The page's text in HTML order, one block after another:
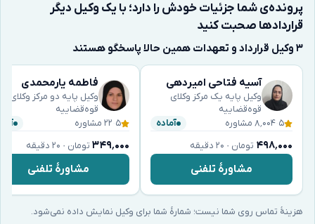
پرونده‌ی شما جزئیات خودش را دارد؛ با یک وکیل دیگر
قراردادها صحبت کنید
۳ وکیل قرارداد و تعهدات همین حالا پاسخگو هستند
آسیه فتاحی امیردهی
وکیل پایه یک مرکز وکلای
قوه‌قضاییه
۵ ۸٬۰۰۴ مشاوره آماده
۴۹۸٬۰۰۰ تومان · ۲۰ دقیقه
مشاورهٔ تلفنی
فاطمه یارمحمدی
وکیل پایه دو مرکز وکلای
قوه‌قضاییه
۵ ۲۲ مشاوره
۳۴۹٬۰۰۰ تومان · ۲۰ دقیقه
مشاورهٔ تلفنی
هزینهٔ تماس روی شما نیست؛ شمارهٔ شما برای وکیل نمایش داده نمی‌شود.